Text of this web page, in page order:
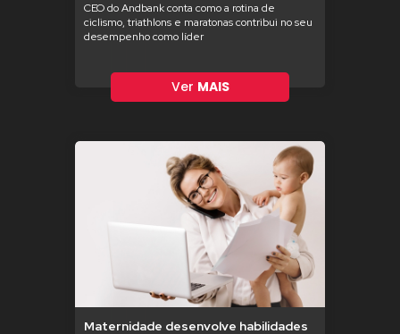
CEO do Andbank conta como a rotina de
ciclismo, triathlons e maratonas contribui no seu
desempenho como líder
Ver MAIS
Maternidade desenvolve habilidades